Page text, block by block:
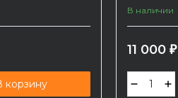
корзину
В наличии
11 000 ₽